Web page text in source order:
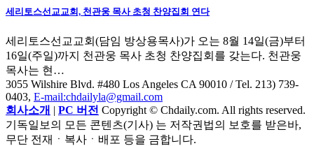
세리토스선교교회, 천관웅 목사 초청 찬양집회 연다
세리토스선교교회(담임 방상용목사)가 오는 8월 14일(금)부터
16일(주일)까지 천관웅 목사 초청 찬양집회를 갖는다. 천관웅
목사는 현…
3055 Wilshire Blvd. #480 Los Angeles CA 90010 / Tel. 213) 739-
0403, E-mail:chdailyla@gmail.com
회사소개 | PC 버전 Copyright © Chdaily.com. All rights reserved.
기독일보의 모든 콘텐츠(기사) 는 저작권법의 보호를 받은바,
무단 전재ㆍ복사ㆍ배포 등을 금합니다.